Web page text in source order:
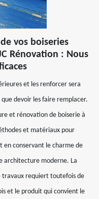
vos boiseries
Rénovation : Nous
et les renforcer sera
devoir les faire remplacer.
et rénovation de boiserie à
et matériaux pour
en conservant le charme de
architecture moderne. La
travaux requiert toutefois de
et le produit qui convient le